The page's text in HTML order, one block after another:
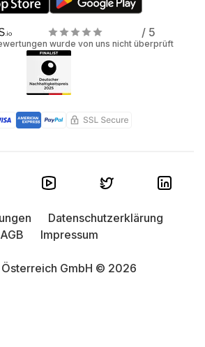
/ 5
wurde von uns nicht überprüft
GmbH © 2026
Datenschutzerklärung
AGB
Impressum